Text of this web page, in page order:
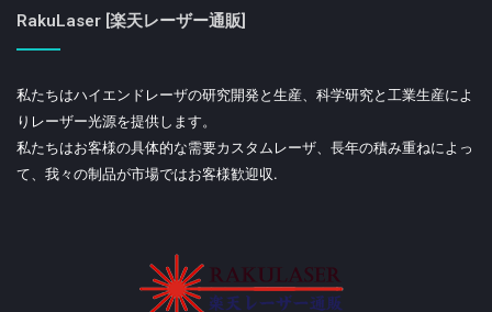
RakuLaser [楽天レーザー通販]
私たちはハイエンドレーザの研究開発と生産、科学研究と工業生産によ
りレーザー光源を提供します。
私たちはお客様の具体的な需要カスタムレーザ、長年の積み重ねによっ
て、我々の制品が市場ではお客様歓迎収.